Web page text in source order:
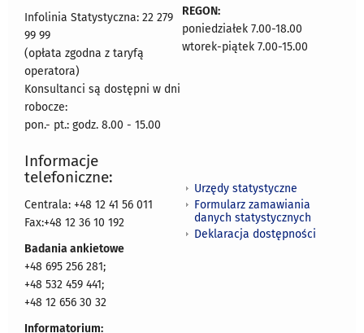
Infolinia Statystyczna: 22 279
99 99
(opłata zgodna z taryfą
operatora)
Konsultanci są dostępni w dni
robocze:
pon.- pt.: godz. 8.00 - 15.00
REGON:
poniedziałek 7.00-18.00
wtorek-piątek 7.00-15.00
Informacje
telefoniczne:
Centrala: +48 12 41 56 011
Fax:+48 12 36 10 192
Badania ankietowe
+48 695 256 281;
+48 532 459 441;
+48 12 656 30 32
Informatorium:
Urzędy statystyczne
Formularz zamawiania
danych statystycznych
Deklaracja dostępności